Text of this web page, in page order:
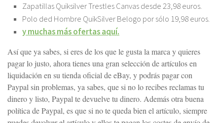
Zapatillas Quiksilver Trestles Canvas desde 23,98 euros.
Polo ded Hombre QuikSilver Belogo por sólo 19,98 euros.
y muchas más ofertas aquí.
Así que ya sabes, si eres de los que le gusta la marca y quieres
pagar lo justo, ahora tienes una gran selección de artículos en
liquidación en su tienda oficial de eBay, y podrás pagar con
Paypal sin problemas, ya sabes, que si no lo recibes reclamas tu
dinero y listo, Paypal te devuelve tu dinero. Además otra buena
política de Paypal, es que si no te queda bien el artículo, siempre